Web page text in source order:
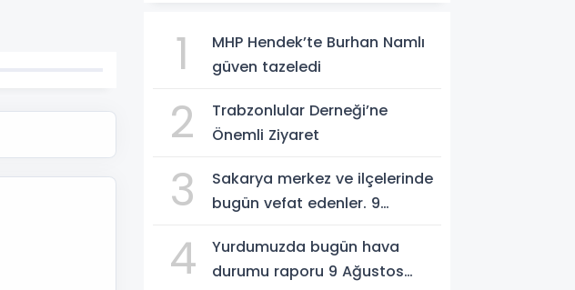
1
MHP Hendek’te Burhan Namlı
güven tazeledi
2
Trabzonlular Derneği’ne
Önemli Ziyaret
3
Sakarya merkez ve ilçelerinde
bugün vefat edenler. 9
4
Yurdumuzda bugün hava
durumu raporu 9 Ağustos